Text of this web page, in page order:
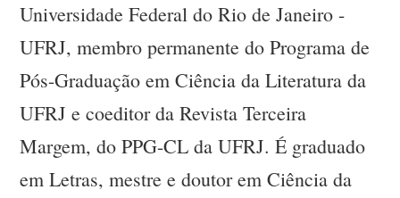
Universidade Federal do Rio de Janeiro -
UFRJ, membro permanente do Programa de
Pós-Graduação em Ciência da Literatura da
UFRJ e coeditor da Revista Terceira
Margem, do PPG-CL da UFRJ. É graduado
em Letras, mestre e doutor em Ciência da